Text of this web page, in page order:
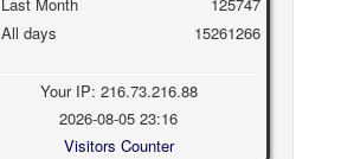
All days
15261266
Your IP: 216.73.216.88
2026-08-05 23:16
Visitors Counter